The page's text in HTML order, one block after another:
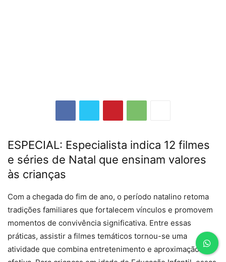
ESPECIAL: Especialista indica 12 filmes
e séries de Natal que ensinam valores
às crianças
Com a chegada do fim de ano, o período natalino retoma
tradições familiares que fortalecem vínculos e promovem
momentos de convivência significativa. Entre essas
práticas, assistir a filmes temáticos tornou-se uma
atividade que combina entretenimento e aproximação